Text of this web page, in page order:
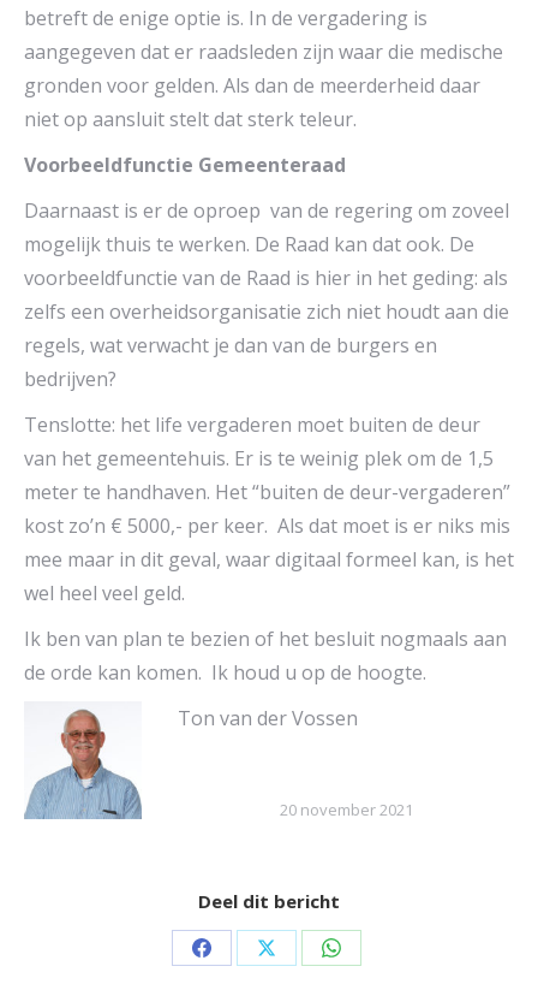
betreft de enige optie is. In de vergadering is
aangegeven dat er raadsleden zijn waar die medische
gronden voor gelden. Als dan de meerderheid daar
niet op aansluit stelt dat sterk teleur.
Voorbeeldfunctie Gemeenteraad
Daarnaast is er de oproep van de regering om zoveel
mogelijk thuis te werken. De Raad kan dat ook. De
voorbeeldfunctie van de Raad is hier in het geding: als
zelfs een overheidsorganisatie zich niet houdt aan die
regels, wat verwacht je dan van de burgers en
bedrijven?
Tenslotte: het life vergaderen moet buiten de deur
van het gemeentehuis. Er is te weinig plek om de 1,5
meter te handhaven. Het “buiten de deur-vergaderen”
kost zo’n € 5000,- per keer. Als dat moet is er niks mis
mee maar in dit geval, waar digitaal formeel kan, is het
wel heel veel geld.
Ik ben van plan te bezien of het besluit nogmaals aan
de orde kan komen. Ik houd u op de hoogte.
Ton van der Vossen
20 november 2021
Deel dit bericht
Share Share Share